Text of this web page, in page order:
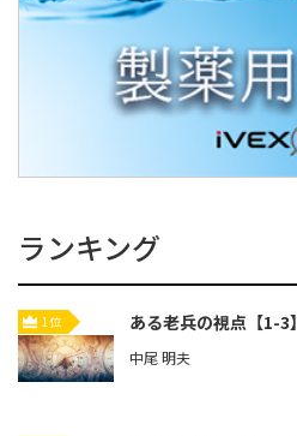
ランキング
1位 ある老兵の視点【1-3】
中尾 明夫